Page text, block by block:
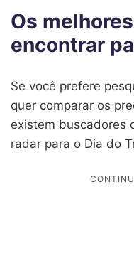
Os
encontrar
Se você prefere
quer comparar os
existem buscadores
radar para o Dia do